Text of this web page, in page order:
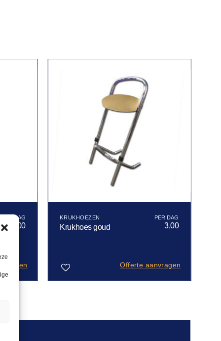
3,00
KRUKHOEZEN
Krukhoes goud 3,00
Offerte aanvragen